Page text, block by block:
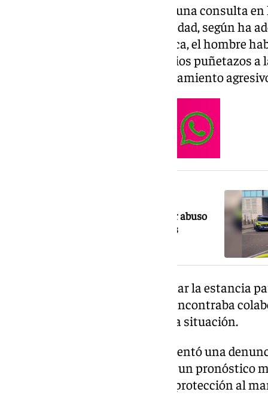
Los hechos ocurrieron durante una consulta
valorado por un cuadro de ansiedad, según ha
transcurso de la atención médica, el hombre
violenta y habría propinado varios puñetazos a
además de mostrar un comportamiento
Detenido un hombre en Gibraltar por abuso
sexual de menores y tráfico de drogas
La sanitaria consiguió abandonar la estancia
técnico de emergencias que se encontraba
reducir al paciente y controlar la situación.
Tras la agresión, la doctora presentó una
médico calificó las lesiones con un pronóstico
facultativa solicitó medidas de protección al